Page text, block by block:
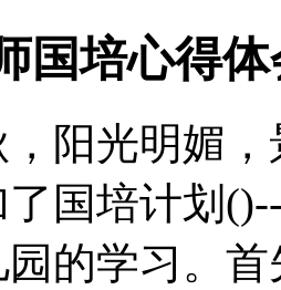
国培心得
阳光明媚
国培计划
的学习。